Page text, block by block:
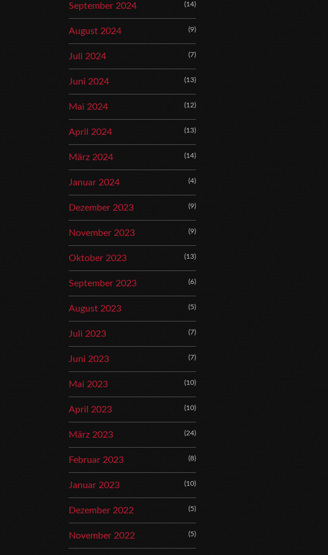
September 2024 (14)
August 2024 (9)
Juli 2024 (7)
Juni 2024 (13)
Mai 2024 (12)
April 2024 (13)
März 2024 (14)
Januar 2024 (4)
Dezember 2023 (9)
November 2023 (9)
Oktober 2023 (13)
September 2023 (6)
August 2023 (5)
Juli 2023 (7)
Juni 2023 (7)
Mai 2023 (10)
April 2023 (10)
März 2023 (24)
Februar 2023 (8)
Januar 2023 (10)
Dezember 2022 (5)
November 2022 (5)